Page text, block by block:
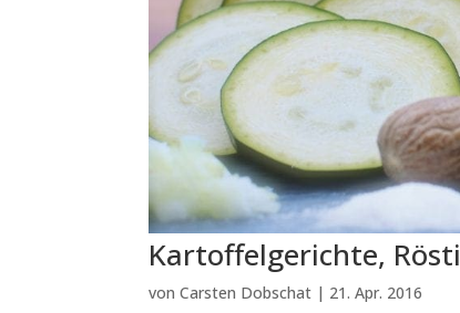
Kartoffelgerichte, Rösti
vonCarsten Dobschat | 21. Apr. 2016